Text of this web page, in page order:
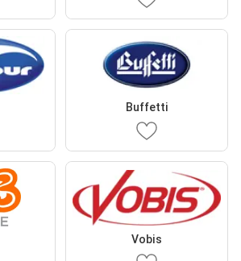
Buffetti
Vobis